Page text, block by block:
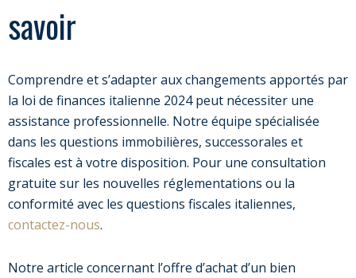
savoir
Comprendre et s’adapter aux changements apportés par
la loi de finances italienne 2024 peut nécessiter une
assistance professionnelle. Notre équipe spécialisée
dans les questions immobilières, successorales et
fiscales est à votre disposition. Pour une consultation
gratuite sur les nouvelles réglementations ou la
conformité avec les questions fiscales italiennes,
contactez-nous.
Notre article concernant l’offre d’achat d’un bien